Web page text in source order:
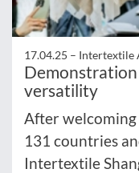
17.04.25 – Intertextile
versatility
After
131 countries
Intertextile